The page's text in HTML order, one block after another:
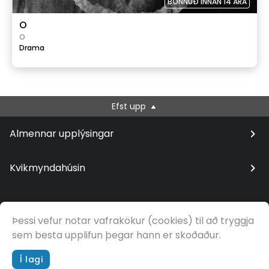
O
O
Drama
Efst upp
Almennar upplýsingar
Kvikmyndahúsin
© Samfilm
Þessi vefur notar vafrakökur (cookies) til að tryggja
sem besta upplifun þegar hann er skoðaður.
Í lagi